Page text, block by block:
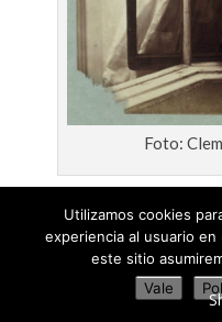
Foto:
VIRGINIA
Virginia Oldoini,
la Condesa de
Utilizamos cookies
experiencia al usuario
este sitio
Vale